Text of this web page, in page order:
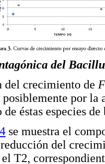
del
crecimiento de
por la
éstas especies
se muestra el
del
T2,